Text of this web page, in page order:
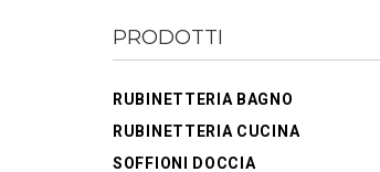
PRODOTTI
RUBINETTERIA BAGNO
RUBINETTERIA CUCINA
SOFFIONI DOCCIA